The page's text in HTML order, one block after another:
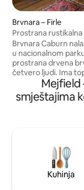
Brvnara – Firle
Prostrana
prekrasnom
Brvnara Caburn
u nacionalnom
prostrana drvena
četvero ljudi. Ima
dok je u potpunosti
modernim
privatna terasa s
minuta hoda.
Glyndebourneu,
istražite obližnje
Mejfield
smještajima
Kuhinja